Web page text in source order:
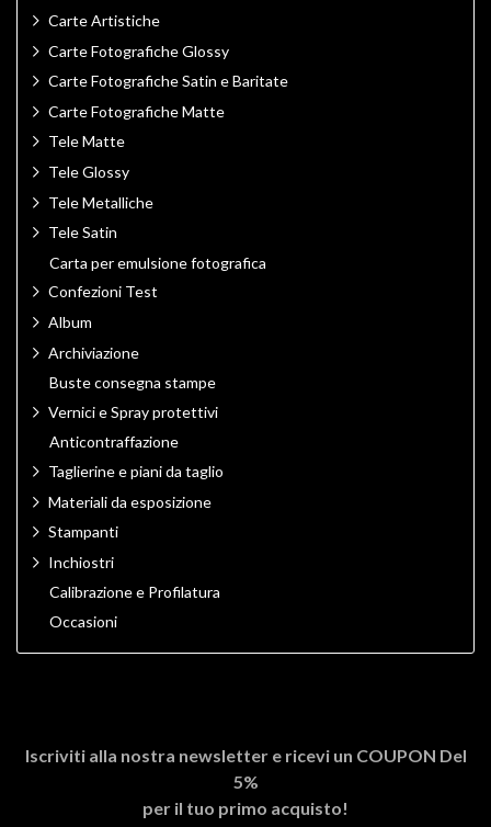
Carte Artistiche
Carte Fotografiche Glossy
Carte Fotografiche Satin e Baritate
Carte Fotografiche Matte
Tele Matte
Tele Glossy
Tele Metalliche
Tele Satin
Carta per emulsione fotografica
Confezioni Test
Album
Archiviazione
Buste consegna stampe
Vernici e Spray protettivi
Anticontraffazione
Taglierine e piani da taglio
Materiali da esposizione
Stampanti
Inchiostri
Calibrazione e Profilatura
Occasioni
Iscriviti alla nostra newsletter e ricevi un COUPON Del
5%
per il tuo primo acquisto!